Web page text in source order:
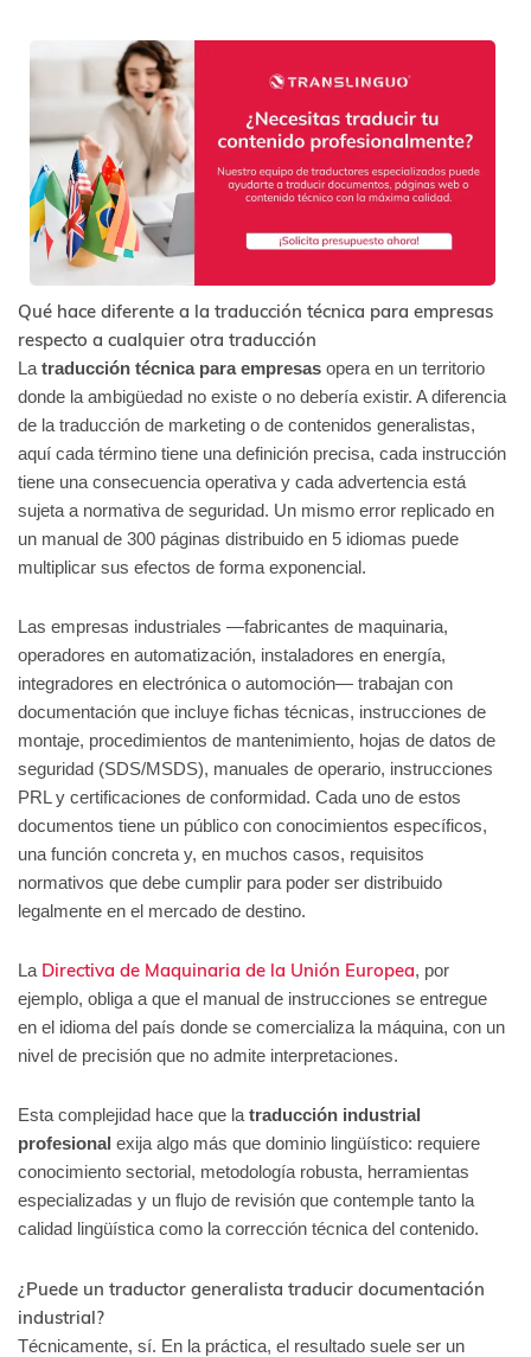
Qué hace diferente a la traducción técnica para empresas
respecto a cualquier otra traducción
La traducción técnica para empresas opera en un territorio
donde la ambigüedad no existe o no debería existir. A diferencia
de la traducción de marketing o de contenidos generalistas,
aquí cada término tiene una definición precisa, cada instrucción
tiene una consecuencia operativa y cada advertencia está
sujeta a normativa de seguridad. Un mismo error replicado en
un manual de 300 páginas distribuido en 5 idiomas puede
multiplicar sus efectos de forma exponencial.
Las empresas industriales —fabricantes de maquinaria,
operadores en automatización, instaladores en energía,
integradores en electrónica o automoción— trabajan con
documentación que incluye fichas técnicas, instrucciones de
montaje, procedimientos de mantenimiento, hojas de datos de
seguridad (SDS/MSDS), manuales de operario, instrucciones
PRL y certificaciones de conformidad. Cada uno de estos
documentos tiene un público con conocimientos específicos,
una función concreta y, en muchos casos, requisitos
normativos que debe cumplir para poder ser distribuido
legalmente en el mercado de destino.
La Directiva de Maquinaria de la Unión Europea, por
ejemplo, obliga a que el manual de instrucciones se entregue
en el idioma del país donde se comercializa la máquina, con un
nivel de precisión que no admite interpretaciones.
Esta complejidad hace que la traducción industrial
profesional exija algo más que dominio lingüístico: requiere
conocimiento sectorial, metodología robusta, herramientas
especializadas y un flujo de revisión que contemple tanto la
calidad lingüística como la corrección técnica del contenido.
¿Puede un traductor generalista traducir documentación
industrial?
Técnicamente, sí. En la práctica, el resultado suele ser un